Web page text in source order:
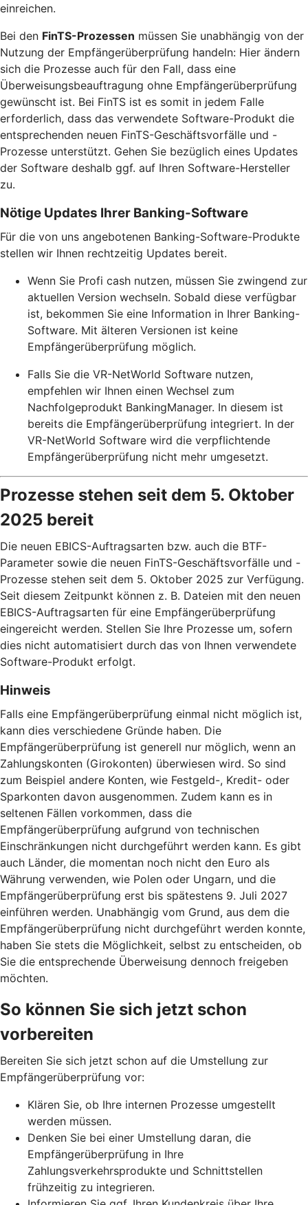
einreichen.
Bei den FinTS-Prozessen müssen Sie unabhängig von der
Nutzung der Empfängerüberprüfung handeln: Hier ändern
sich die Prozesse auch für den Fall, dass eine
Überweisungsbeauftragung ohne Empfängerüberprüfung
gewünscht ist. Bei FinTS ist es somit in jedem Falle
erforderlich, dass das verwendete Software-Produkt die
entsprechenden neuen FinTS-Geschäftsvorfälle und -
Prozesse unterstützt. Gehen Sie bezüglich eines Updates
der Software deshalb ggf. auf Ihren Software-Hersteller
zu.
Nötige Updates Ihrer Banking-Software
Für die von uns angebotenen Banking-Software-Produkte
stellen wir Ihnen rechtzeitig Updates bereit.
Wenn Sie Profi cash nutzen, müssen Sie zwingend zur
aktuellen Version wechseln. Sobald diese verfügbar
ist, bekommen Sie eine Information in Ihrer Banking-
Software. Mit älteren Versionen ist keine
Empfängerüberprüfung möglich.
Falls Sie die VR-NetWorld Software nutzen,
empfehlen wir Ihnen einen Wechsel zum
Nachfolgeprodukt BankingManager. In diesem ist
bereits die Empfängerüberprüfung integriert. In der
VR-NetWorld Software wird die verpflichtende
Empfängerüberprüfung nicht mehr umgesetzt.
Prozesse stehen seit dem 5. Oktober
2025 bereit
Die neuen EBICS-Auftragsarten bzw. auch die BTF-
Parameter sowie die neuen FinTS-Geschäftsvorfälle und -
Prozesse stehen seit dem 5. Oktober 2025 zur Verfügung.
Seit diesem Zeitpunkt können z. B. Dateien mit den neuen
EBICS-Auftragsarten für eine Empfängerüberprüfung
eingereicht werden. Stellen Sie Ihre Prozesse um, sofern
dies nicht automatisiert durch das von Ihnen verwendete
Software-Produkt erfolgt.
Hinweis
Falls eine Empfängerüberprüfung einmal nicht möglich ist,
kann dies verschiedene Gründe haben. Die
Empfängerüberprüfung ist generell nur möglich, wenn an
Zahlungskonten (Girokonten) überwiesen wird. So sind
zum Beispiel andere Konten, wie Festgeld-, Kredit- oder
Sparkonten davon ausgenommen. Zudem kann es in
seltenen Fällen vorkommen, dass die
Empfängerüberprüfung aufgrund von technischen
Einschränkungen nicht durchgeführt werden kann. Es gibt
auch Länder, die momentan noch nicht den Euro als
Währung verwenden, wie Polen oder Ungarn, und die
Empfängerüberprüfung erst bis spätestens 9. Juli 2027
einführen werden. Unabhängig vom Grund, aus dem die
Empfängerüberprüfung nicht durchgeführt werden konnte,
haben Sie stets die Möglichkeit, selbst zu entscheiden, ob
Sie die entsprechende Überweisung dennoch freigeben
möchten.
So können Sie sich jetzt schon
vorbereiten
Bereiten Sie sich jetzt schon auf die Umstellung zur
Empfängerüberprüfung vor:
Klären Sie, ob Ihre internen Prozesse umgestellt
werden müssen.
Denken Sie bei einer Umstellung daran, die
Empfängerüberprüfung in Ihre
Zahlungsverkehrsprodukte und Schnittstellen
frühzeitig zu integrieren.